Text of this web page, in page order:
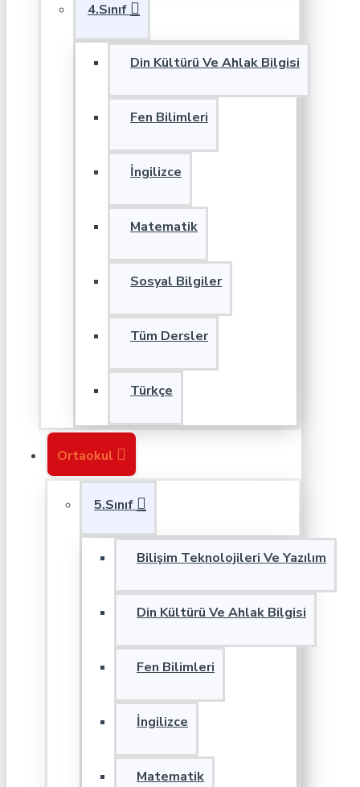
4.Sınıf
Din Kültürü Ve Ahlak Bilgisi
Fen Bilimleri
İngilizce
Matematik
Sosyal Bilgiler
Tüm Dersler
Türkçe
Ortaokul
5.Sınıf
Bilişim Teknolojileri Ve Yazılım
Din Kültürü Ve Ahlak Bilgisi
Fen Bilimleri
İngilizce
Matematik